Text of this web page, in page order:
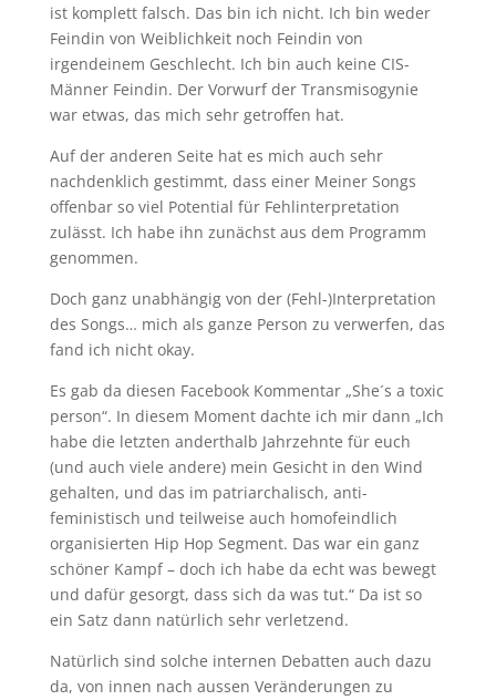
ist komplett falsch. Das bin ich nicht. Ich bin weder
Feindin von Weiblichkeit noch Feindin von
irgendeinem Geschlecht. Ich bin auch keine CIS-
Männer Feindin. Der Vorwurf der Transmisogynie
war etwas, das mich sehr getroffen hat.
Auf der anderen Seite hat es mich auch sehr
nachdenklich gestimmt, dass einer Meiner Songs
offenbar so viel Potential für Fehlinterpretation
zulässt. Ich habe ihn zunächst aus dem Programm
genommen.
Doch ganz unabhängig von der (Fehl-)Interpretation
des Songs… mich als ganze Person zu verwerfen, das
fand ich nicht okay.
Es gab da diesen Facebook Kommentar „She´s a toxic
person“. In diesem Moment dachte ich mir dann „Ich
habe die letzten anderthalb Jahrzehnte für euch
(und auch viele andere) mein Gesicht in den Wind
gehalten, und das im patriarchalisch, anti-
feministisch und teilweise auch homofeindlich
organisierten Hip Hop Segment. Das war ein ganz
schöner Kampf – doch ich habe da echt was bewegt
und dafür gesorgt, dass sich da was tut.“ Da ist so
ein Satz dann natürlich sehr verletzend.
Natürlich sind solche internen Debatten auch dazu
da, von innen nach aussen Veränderungen zu